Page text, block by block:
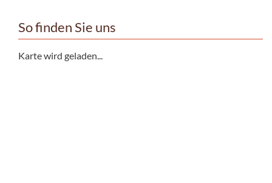
So finden Sie uns
Karte wird geladen...